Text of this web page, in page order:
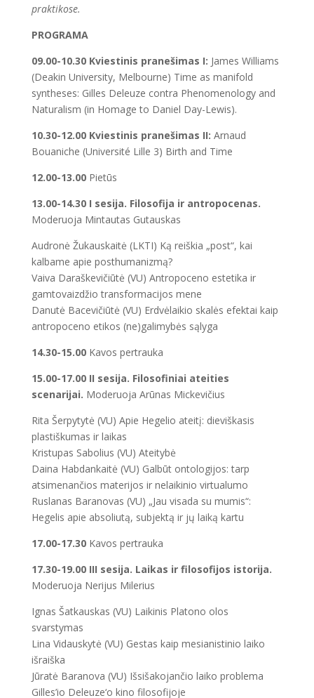
praktikose.
PROGRAMA
09.00-10.30 Kviestinis pranešimas I: James Williams
(Deakin University, Melbourne) Time as manifold
syntheses: Gilles Deleuze contra Phenomenology and
Naturalism (in Homage to Daniel Day-Lewis).
10.30-12.00 Kviestinis pranešimas II: Arnaud
Bouaniche (Université Lille 3) Birth and Time
12.00-13.00Pietūs
13.00-14.30 I sesija. Filosofija ir antropocenas.
Moderuoja Mintautas Gutauskas
Audronė Žukauskaitė (LKTI) Ką reiškia „post“, kai
kalbame apie posthumanizmą?
Vaiva Daraškevičiūtė (VU) Antropoceno estetika ir
gamtovaizdžio transformacijos mene
Danutė Bacevičiūtė (VU) Erdvėlaikio skalės efektai kaip
antropoceno etikos (ne)galimybės sąlyga
14.30-15.00Kavos pertrauka
15.00-17.00 II sesija. Filosofiniai ateities
scenarijai. Moderuoja Arūnas Mickevičius
Rita Šerpytytė (VU) Apie Hegelio ateitį: dieviškasis
plastiškumas ir laikas
Kristupas Sabolius (VU) Ateitybė
Daina Habdankaitė (VU) Galbūt ontologijos: tarp
atsimenančios materijos ir nelaikinio virtualumo
Ruslanas Baranovas (VU) „Jau visada su mumis“:
Hegelis apie absoliutą, subjektą ir jų laiką kartu
17.00-17.30Kavos pertrauka
17.30-19.00 III sesija. Laikas ir filosofijos istorija.
Moderuoja Nerijus Milerius
Ignas Šatkauskas (VU) Laikinis Platono olos
svarstymas
Lina Vidauskytė (VU) Gestas kaip mesianistinio laiko
išraiška
Jūratė Baranova (VU) Išsišakojančio laiko problema
Gilles’io Deleuze‘o kino filosofijoje